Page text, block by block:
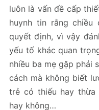
luôn là vấn đề cấp
huynh tin rằng
quyết định, vì vậy
yếu tố khác quan
nhiều ba mẹ gặp phải
cách mà không biết
trẻ có thiếu hay
hay không…